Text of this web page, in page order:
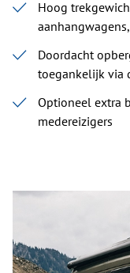
Hoog
Doordacht
toegankelijk via
Optioneel extra
medereizigers